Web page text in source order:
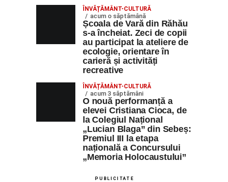
ÎNVĂȚĂMÂNT-CULTURĂ
acum o săptămână
Școala de Vară din Răhău
s-a încheiat. Zeci de copii
au participat la ateliere de
ecologie, orientare în
carieră și activități
recreative
ÎNVĂȚĂMÂNT-CULTURĂ
acum 3 săptămâni
O nouă performanță a
elevei Cristiana Cioca, de
la Colegiul Național
„Lucian Blaga” din Sebeș:
Premiul III la etapa
națională a Concursului
„Memoria Holocaustului”
PUBLICITATE